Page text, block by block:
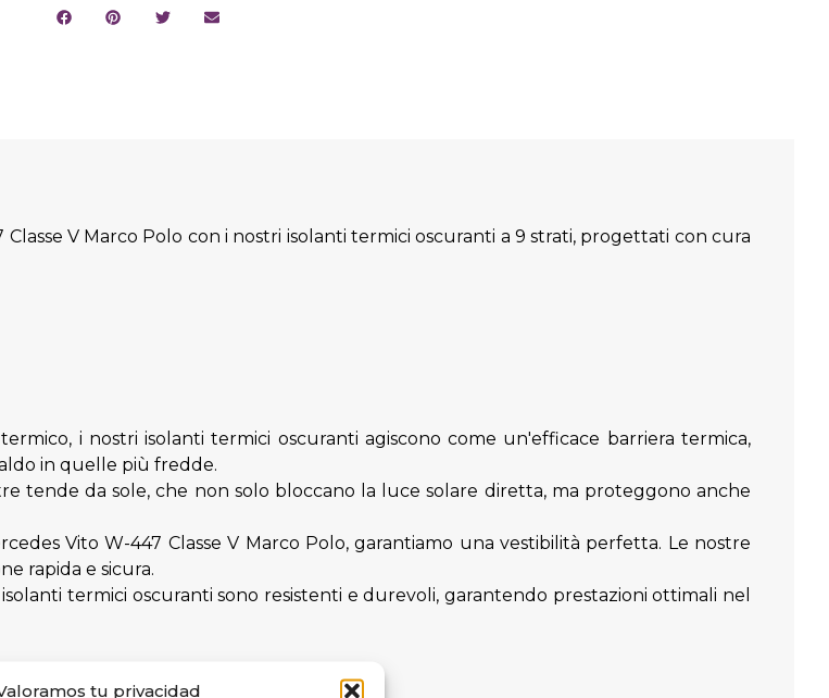
tu privacidad
V Marco Polo con i nostri isolanti termici oscuranti a 9 strati, progettati con cura
i nostri isolanti termici oscuranti agiscono come un'efficace barriera termica,
in quelle più fredde.
tende da sole, che non solo bloccano la luce solare diretta, ma proteggono anche
Vito W-447 Classe V Marco Polo, garantiamo una vestibilità perfetta. Le nostre
rapida e sicura.
termici oscuranti sono resistenti e durevoli, garantendo prestazioni ottimali nel